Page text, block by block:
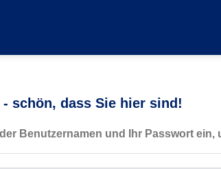
schön, dass Sie hier sind!
Benutzernamen und Ihr Passwort ein,